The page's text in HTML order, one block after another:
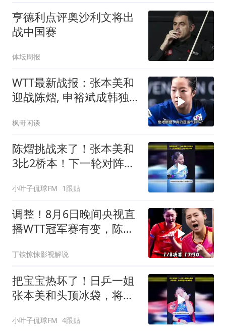
亨德利点评奥沙利文将出
战中国赛
体坛周报
WTT最新战报：张本美和
迎战陈熠, 申裕斌成韩独
枫哥闲谈
陈熠挑战来了！张本美和
3比2桥本！下一轮对阵陈
小叶子侃球FM 1跟贴
调整！8月6日晚间央视直
播WTT冠军赛有变，陈熠
丁铗惊悚影视解说
把宝宝热坏了！日乒一姐
张本美和头顶冰袋，将对
小叶子侃球FM 4跟贴